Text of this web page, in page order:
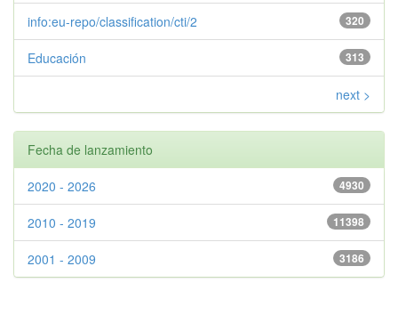
320
info:eu-repo/classification/cti/2
313
Educación
next >
Fecha de lanzamiento
4930
2020 - 2026
11398
2010 - 2019
3186
2001 - 2009